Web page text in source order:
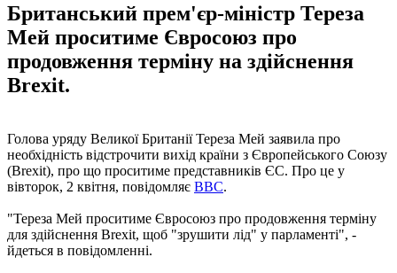
Британський прем'єр-міністр Тереза
Мей проситиме Євросоюз про
продовження терміну на здійснення
Brexit.
Голова уряду Великої Британії Тереза ​​Мей заявила про
необхідність відстрочити вихід країни з Європейського Союзу
(Brexit), про що проситиме представників ЄС. Про це у
вівторок, 2 квітня, повідомляє BBC.
"Тереза ​​Мей проситиме Євросоюз про продовження терміну
для здійснення Brexit, щоб "зрушити лід" у парламенті", -
йдеться в повідомленні.